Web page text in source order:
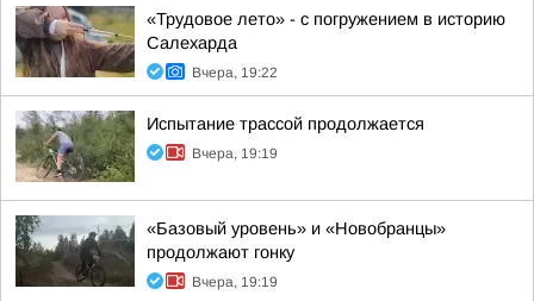
«Трудовое лето» - с погружением в историю
Салехарда
Вчера, 19:22
Испытание трассой продолжается
Вчера, 19:19
«Базовый уровень» и «Новобранцы»
продолжают гонку
Вчера, 19:19